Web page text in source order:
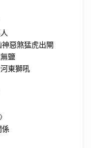
惡煞猛虎出閘
鹽
東獅吼